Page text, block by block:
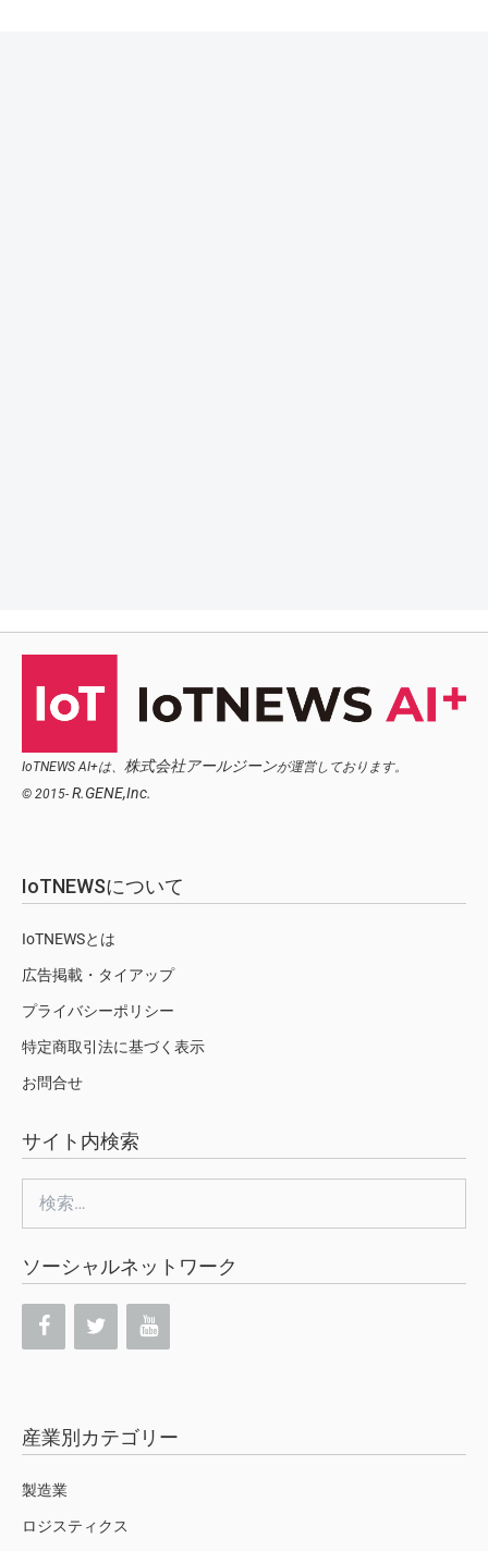
IoTNEWS AI+は、 株式会社アールジーンが運営しております。
© 2015- R.GENE,Inc.
IoTNEWSについて
IoTNEWSとは
広告掲載・タイアップ
プライバシーポリシー
特定商取引法に基づく表示
お問合せ
サイト内検索
索:
ソーシャルネットワーク
産業別カテゴリー
製造業
ロジスティクス